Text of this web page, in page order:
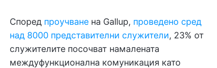
Според проучване на Gallup, проведено сред
над 8000 представителни служители, 23% от
служителите посочват намалената
междуфункционална комуникация като